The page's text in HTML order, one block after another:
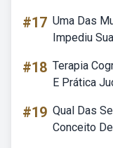
#17 Uma Das
Impediu
#18 Terapia
E Prática
#19 Qual Das
Conceito